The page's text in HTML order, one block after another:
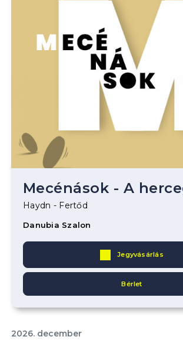
Mecénások - A
Haydn - Fertőd
Danubia Szalon
Jegyvásárlás
Bérlet
2026. december